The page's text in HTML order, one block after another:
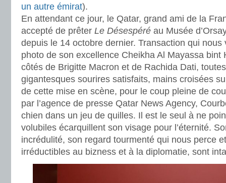
un autre émirat).
En attendant ce jour, le Qatar, grand ami de la
accepté de prêter Le Désespéré au Musée
depuis le 14 octobre dernier. Transaction qui nous
photo de son excellence Cheikha Al Mayassa bint
côtés de Brigitte Macron et de Rachida Dati,
gigantesques sourires satisfaits, mains croisées
de cette mise en scène, pour le coup pleine de
par l’agence de presse Qatar News Agency,
chien dans un jeu de quilles. Il est le seul à ne
volubiles écarquillent son visage pour l’éternité.
incrédulité, son regard tourmenté qui nous perce
irréductibles au bizness et à la diplomatie, sont